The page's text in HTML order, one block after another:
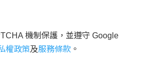
機制保護，並遵守 Google
權政策及服務條款 。